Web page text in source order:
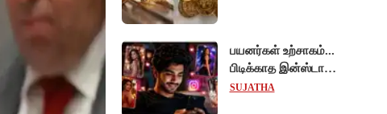
பயனர்கள் உற்சாகம்...
பிடிக்காத இன்ஸ்டா
ரீல்ஸ்களை ஒரே க்ளிக்கில்
SUJATHA